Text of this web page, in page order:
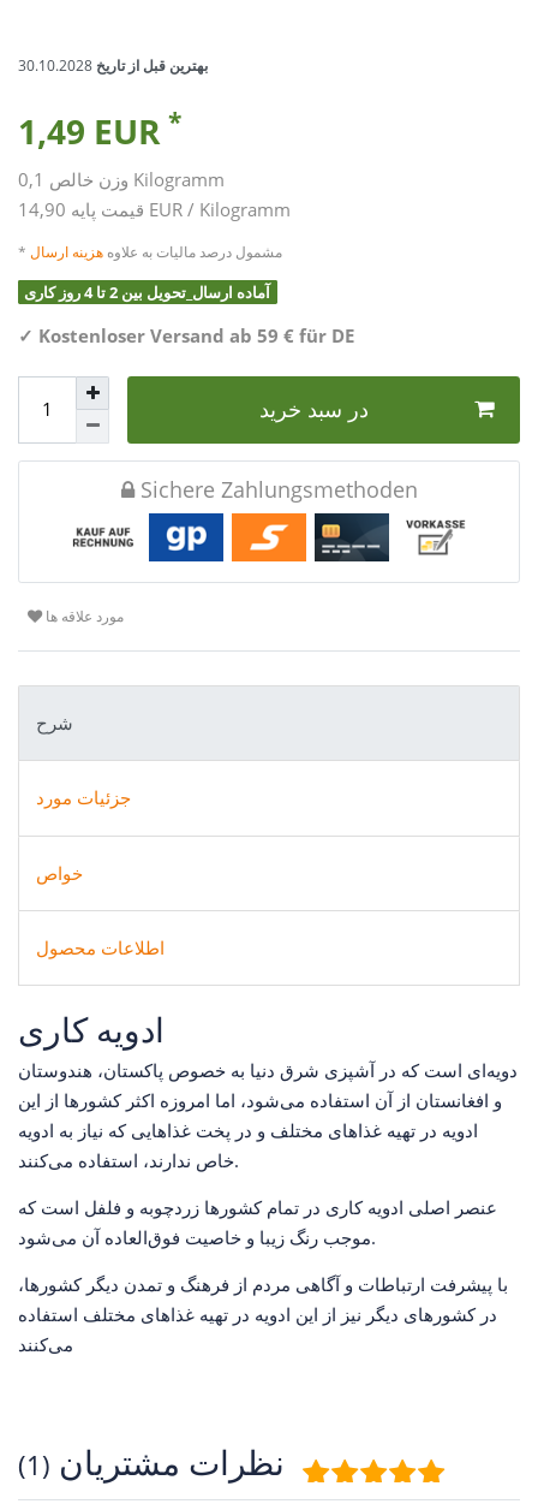
بهترین قبل از تاریخ 30.10.2028
1,49 EUR *
وزن خالص Kilogramm
قیمت پایه 14,90 EUR / Kilogramm
* مشمول درصد مالیات به علاوه هزینه ارسال
آماده ارسال_تحویل بین 2 تا 4 روز کاری
✓ Kostenloser Versand ab 59 € für DE
در سبد خرید
Sichere Zahlungsmethoden
مورد علاقه ها
شرح
جزئیات مورد
خواص
اطلاعات محصول
ادویه کاری
دویه‌ای است که در آشپزی شرق دنیا به خصوص پاکستان، هندوستان
و افغانستان از آن استفاده می‌شود، اما امروزه اکثر کشور‌ها از این
ادویه در تهیه غذا‌های مختلف و در پخت غذا‌هایی که نیاز به ادویه
خاص ندارند، استفاده می‌کنند.
عنصر اصلی ادویه کاری در تمام کشورها زردچوبه و فلفل است که
موجب رنگ زیبا و خاصیت فوق‌العاده آن می‌شود.
با پیشرفت ارتباطات و آگاهی مردم از فرهنگ و تمدن دیگر کشورها،
در کشورهای دیگر نیز از این ادویه در تهیه غذاهای مختلف استفاده
می‌کنند
نظرات مشتریان (1)